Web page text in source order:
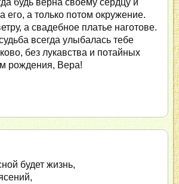
будь верна своему сердцу и
его, а только потом окружение.
а свадебное платье наготове.
всегда улыбалась тебе
без лукавства и потайных
рождения, Вера!
будет жизнь,